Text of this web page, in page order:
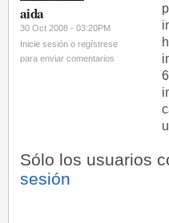
aida
30 Oct 2008 - 03:20PM
Inicie sesión o regístrese
para enviar comentarios
Sólo los usuarios
sesión